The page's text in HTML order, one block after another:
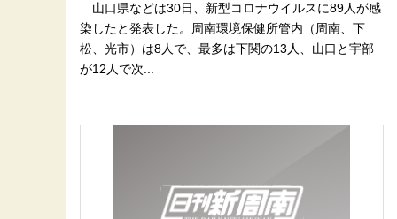
山口県などは30日、新型コロナウイルスに89人が感
染したと発表した。周南環境保健所管内（周南、下
松、光市）は8人で、最多は下関の13人、山口と宇部
が12人で次...